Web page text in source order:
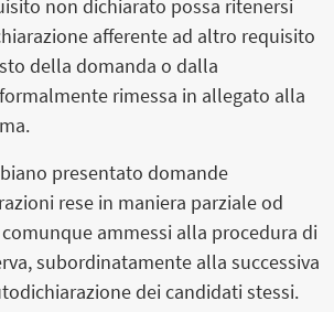
non dichiarato possa ritenersi
afferente ad altro requisito
della domanda o dalla
rimessa in allegato alla
presentato domande
rese in maniera parziale od
ammessi alla procedura di
subordinatamente alla successiva
dei candidati stessi.